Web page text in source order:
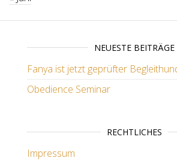
NEUESTE BEITRÄGE
Fanya ist jetzt geprüfter
Obedience Seminar
RECHTLICHES
Impressum